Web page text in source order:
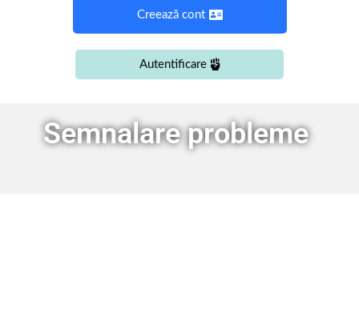
Creează cont
Autentificare
Semnalare probleme